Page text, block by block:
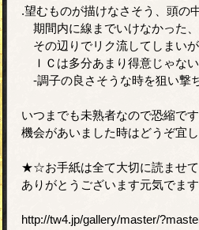
.望むものが描けなさそう、頭の
期間内に線までいけなかった
その辺りでリク流してしまいが
ＩＣは多分あまり得意じゃない
-調子の良さそうな時を狙い
いつまでも未熟者なので恐縮で
機会があいました時はどうぞ宜
★☆お手紙は全て大切に読ませて
ありがとうございます元気でます
http://tw4.jp/gallery/master/